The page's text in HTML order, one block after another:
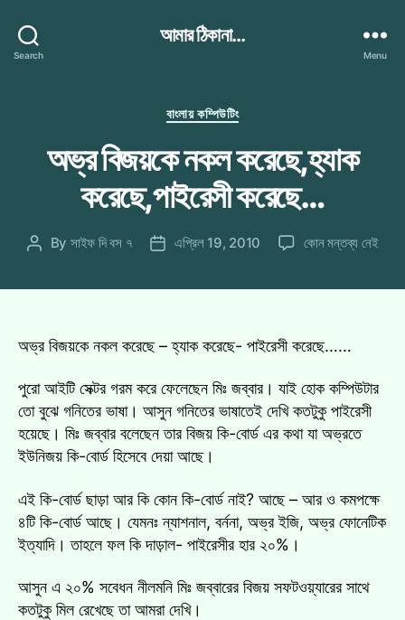
Search
আমার ঠিকানা...
Menu
Categories
বাংলায় কম্পিউটিং
অভ্র বিজয়কে নকল করেছে,হ্যাক
করেছে,পাইরেসী করেছে…
Post
By সাইফ দি বস ৭
Postএপ্রিল 19, 2010
অভ্র
করেছে…
কোন মন্তব্য নেই
অভ্র বিজয়কে নকল করেছে – হ্যাক করেছে- পাইরেসী করেছে……
পুরো আইটি সেক্টর গরম করে ফেলেছেন মিঃ জব্বার। যাই হোক কম্পিউটার
তো বুঝে গনিতের ভাষা। আসুন গনিতের ভাষাতেই দেখি কতটুকু পাইরেসী
হয়েছে। মিঃ জব্বার বলেছেন তার বিজয় কি-বোর্ড এর কথা যা অভ্রতে
ইউনিজয় কি-বোর্ড হিসেবে দেয়া আছে।
এই কি-বোর্ড ছাড়া আর কি কোন কি-বোর্ড নাই? আছে – আর ও কমপক্ষে
৪টি কি-বোর্ড আছে। যেমনঃ ন্যাশনাল, বর্ননা, অভ্র ইজি, অভ্র ফোনেটিক
ইত্যাদি। তাহলে ফল কি দাড়াল- পাইরেসীর হার ২০%।
আসুন এ ২০% সবেধন নীলমনি মিঃ জব্বারের বিজয় সফটওয়্যারের সাথে
কতটুকু মিল রেখেছে তা আমরা দেখি।